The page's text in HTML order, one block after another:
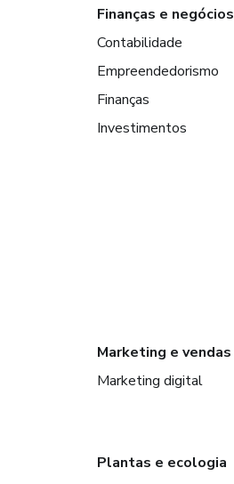
Finanças e negócios
Contabilidade
Empreendedorismo
Finanças
Investimentos
Marketing e vendas
Marketing digital
Plantas e ecologia